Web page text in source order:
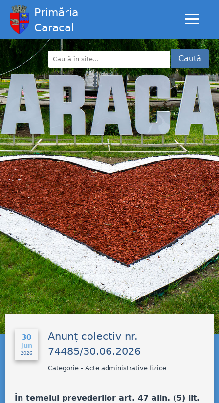
Primăria
Caracal
Caută
30
Jun
2026
Anunț colectiv nr.
74485/30.06.2026
Categorie - Acte administrative fizice
În temeiul prevederilor art. 47 alin. (5) lit.